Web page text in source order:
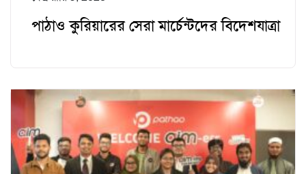
পাঠাও কুরিয়ারের সেরা মার্চেন্টদের বিদেশযাত্রা